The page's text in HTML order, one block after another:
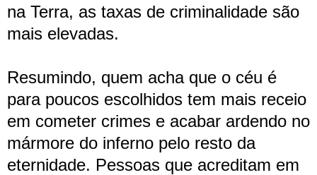
na Terra, as taxas de criminalidade são
mais elevadas.
Resumindo, quem acha que o céu é
para poucos escolhidos tem mais receio
em cometer crimes e acabar ardendo no
mármore do inferno pelo resto da
eternidade. Pessoas que acreditam em